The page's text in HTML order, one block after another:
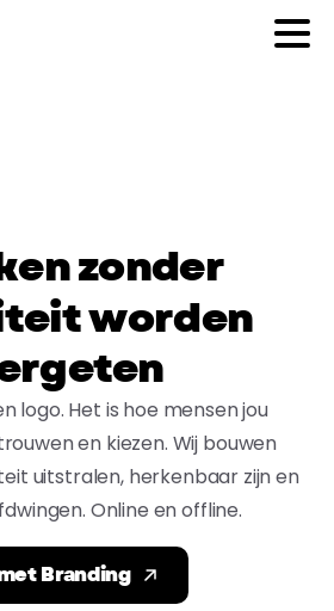
enzonder
teitworden
rgeten
logo. Het is hoe mensen jou
en kiezen. Wij bouwen
uitstralen, herkenbaar zijn en
Online en offline.
Branding
Diensten
Contact
Diensten
Contact